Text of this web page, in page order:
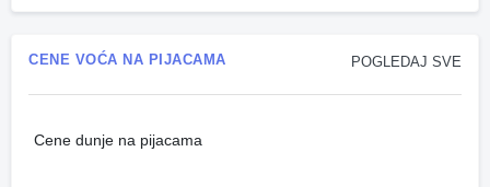
POGLEDAJ SVE
CENE VOĆA NA PIJACAMA
Cene dunje na pijacama